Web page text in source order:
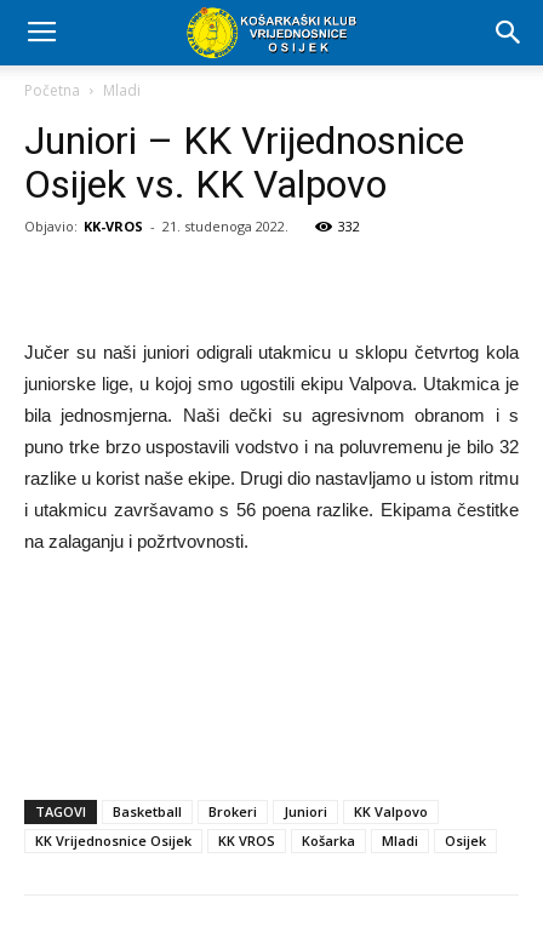
Početna Mladi
Juniori – KK Vrijednosnice
Osijek vs. KK Valpovo
Objavio: KK-VROS - 21. studenoga 2022. 332
Jučer su naši juniori odigrali utakmicu u sklopu četvrtog kola
juniorske lige, u kojoj smo ugostili ekipu Valpova. Utakmica je
bila jednosmjerna. Naši dečki su agresivnom obranom i s
puno trke brzo uspostavili vodstvo i na poluvremenu je bilo 32
razlike u korist naše ekipe. Drugi dio nastavljamo u istom ritmu
i utakmicu završavamo s 56 poena razlike. Ekipama čestitke
na zalaganju i požrtvovnosti.
TAGOVI Basketball Brokeri Juniori
KK Valpovo
KK Vrijednosnice Osijek
KK VROS Košarka Mladi Osijek